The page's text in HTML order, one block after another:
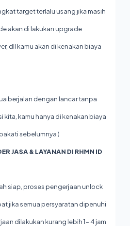
target terlalu usang jika masih
akan di lakukan upgrade
dll kamu akan di kenakan biaya
berjalan dengan lancar tanpa
kita, kamu hanya di kenakan biaya
sebelumnya )
JASA & LAYANAN DI RHMN ID
siap, proses pengerjaan unlock
jika semua persyaratan dipenuhi
dilakukan kurang lebih 1- 4 jam